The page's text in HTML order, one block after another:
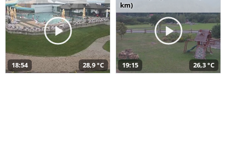
18:54 28,9 °C
km)
19:15 26,3 °C